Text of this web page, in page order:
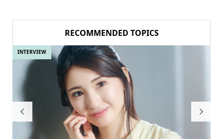
RECOMMENDED TOPICS

INTERVIEW
